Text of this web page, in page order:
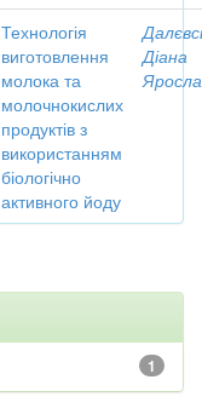
Технологія
виготовлення
молока та
молочнокислих
продуктів з
використанням
біологічно
активного йоду
Діана
1